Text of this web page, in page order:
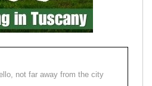
not far away from the city